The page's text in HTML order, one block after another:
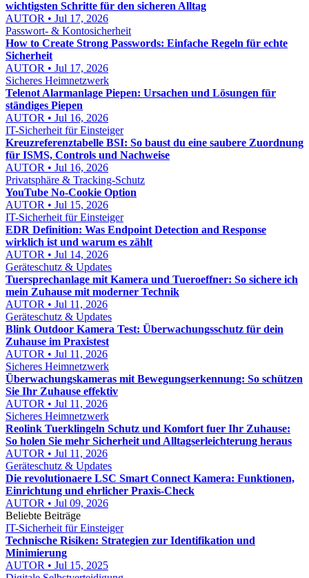
wichtigsten Schritte für den sicheren Alltag
AUTOR • Jul 17, 2026
Passwort- & Kontosicherheit
How to Create Strong Passwords: Einfache Regeln für echte
Sicherheit
AUTOR • Jul 17, 2026
Sicheres Heimnetzwerk
Telenot Alarmanlage Piepen: Ursachen und Lösungen für
ständiges Piepen
AUTOR • Jul 16, 2026
IT-Sicherheit für Einsteiger
Kreuzreferenztabelle BSI: So baust du eine saubere Zuordnung
für ISMS, Controls und Nachweise
AUTOR • Jul 16, 2026
Privatsphäre & Tracking-Schutz
YouTube No-Cookie Option
AUTOR • Jul 15, 2026
IT-Sicherheit für Einsteiger
EDR Definition: Was Endpoint Detection and Response
wirklich ist und warum es zählt
AUTOR • Jul 14, 2026
Geräteschutz & Updates
Tuersprechanlage mit Kamera und Tueroeffner: So sichere ich
mein Zuhause mit moderner Technik
AUTOR • Jul 11, 2026
Geräteschutz & Updates
Blink Outdoor Kamera Test: Überwachungsschutz für dein
Zuhause im Praxistest
AUTOR • Jul 11, 2026
Sicheres Heimnetzwerk
Überwachungskameras mit Bewegungserkennung: So schützen
Sie Ihr Zuhause effektiv
AUTOR • Jul 11, 2026
Sicheres Heimnetzwerk
Reolink Tuerklingeln Schutz und Komfort fuer Ihr Zuhause:
So holen Sie mehr Sicherheit und Alltagserleichterung heraus
AUTOR • Jul 11, 2026
Geräteschutz & Updates
Die revolutionaere LSC Smart Connect Kamera: Funktionen,
Einrichtung und ehrlicher Praxis-Check
AUTOR • Jul 09, 2026
Beliebte Beiträge
IT-Sicherheit für Einsteiger
Technische Risiken: Strategien zur Identifikation und
Minimierung
AUTOR • Jul 15, 2025